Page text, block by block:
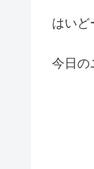
はいど
今日の